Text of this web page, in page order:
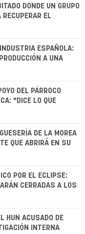
DONDE UN GRUPO
RECUPERAR EL
ESPAÑOLA:
A UNA
DEL PÁRROCO
"DICE LO QUE
DE LA MOREA
QUE ABRIRÁ EN SU
POR EL ECLIPSE:
CERRADAS A LOS
HUN ACUSADO DE
INTERNA